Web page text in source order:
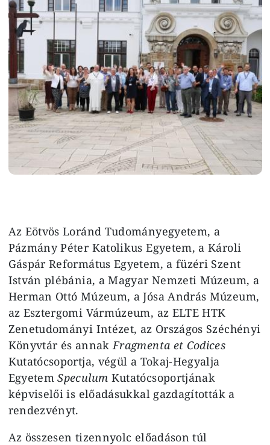
Az Eötvös Loránd Tudományegyetem, a
Pázmány Péter Katolikus Egyetem, a Károli
Gáspár Református Egyetem, a füzéri Szent
István plébánia, a Magyar Nemzeti Múzeum, a
Herman Ottó Múzeum, a Jósa András Múzeum,
az Esztergomi Vármúzeum, az ELTE HTK
Zenetudományi Intézet, az Országos Széchényi
Könyvtár és annak Fragmenta et Codices
Kutatócsoportja, végül a Tokaj-Hegyalja
EgyetemSpeculum Kutatócsoportjának
képviselői is előadásukkal gazdagították a
rendezvényt.
Az összesen tizennyolc előadáson túl